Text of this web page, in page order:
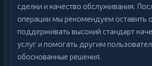
сделки и качество обслуживания.
операции мы рекомендуем оставить
поддерживать высокий стандарт
услуг и помогать другим
обоснованные решения.